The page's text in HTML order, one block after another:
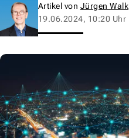
Artikel von Jürgen Walk
19.06.2024, 10:20 Uhr